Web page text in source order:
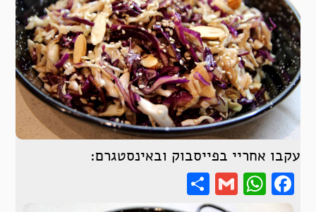
עקבו אחריי בפייסבוק ובאינסטגרם:
Facebook
WhatsApp
Gmail